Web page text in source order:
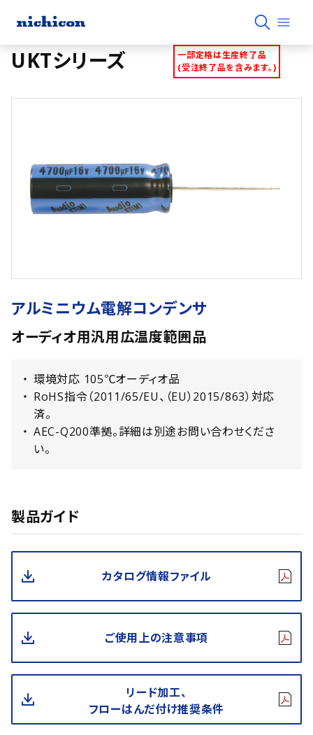
UKTシリーズ
一部定格は生産終了品
(受注終了品を含みます。)
アルミニウム電解コンデンサ
オーディオ用汎用広温度範囲品
環境対応 105℃オーディオ品
RoHS指令（2011/65/EU、（EU）2015/863）対応
済。
AEC-Q200準拠。詳細は別途お問い合わせくださ
い。
製品ガイド
カタログ情報ファイル
ご使用上の注意事項
リード加工、
フローはんだ付け推奨条件